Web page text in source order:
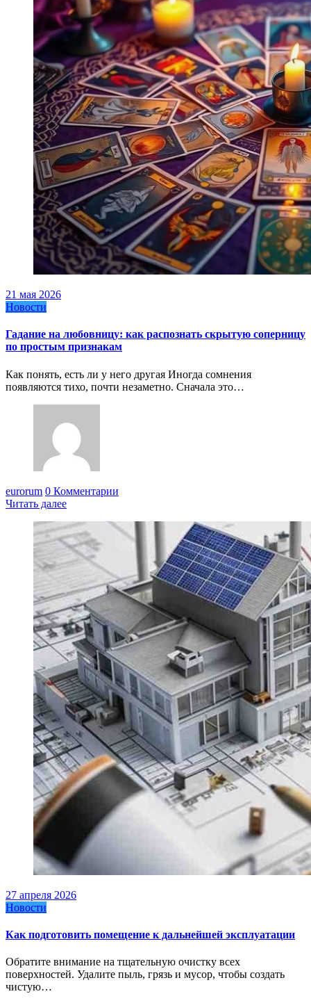
21 мая 2026
Новости
Гадание на любовницу: как распознать скрытую соперницу
по простым признакам
Как понять, есть ли у него другая Иногда сомнения
появляются тихо, почти незаметно. Сначала это…
eurorum 0 Комментарии
Читать далее
27 апреля 2026
Новости
Как подготовить помещение к дальнейшей эксплуатации
Обратите внимание на тщательную очистку всех
поверхностей. Удалите пыль, грязь и мусор, чтобы создать
чистую…